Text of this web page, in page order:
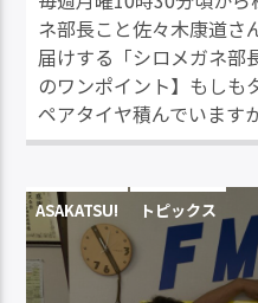
ネ部長こと佐々木康道さ
届けする「シロメガネ部
のワンポイント】もしも
ペアタイヤ積んでいます
ASAKATSU! トピックス